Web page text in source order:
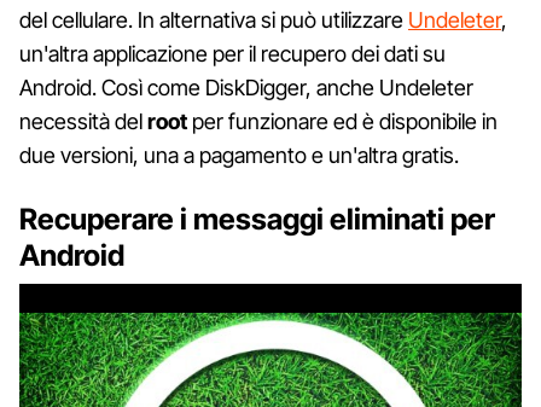
del cellulare. In alternativa si può utilizzare Undeleter,
un'altra applicazione per il recupero dei dati su
Android. Così come DiskDigger, anche Undeleter
necessità delroot per funzionare ed è disponibile in
due versioni, una a pagamento e un'altra gratis.
Recuperare i messaggi eliminati per
Android